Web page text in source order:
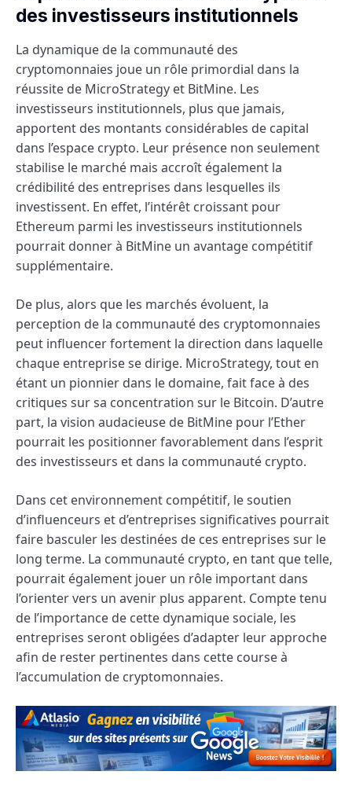
des investisseurs institutionnels
La dynamique de la communauté des
cryptomonnaies joue un rôle primordial dans la
réussite de MicroStrategy et BitMine. Les
investisseurs institutionnels, plus que jamais,
apportent des montants considérables de capital
dans l’espace crypto. Leur présence non seulement
stabilise le marché mais accroît également la
crédibilité des entreprises dans lesquelles ils
investissent. En effet, l’intérêt croissant pour
Ethereum parmi les investisseurs institutionnels
pourrait donner à BitMine un avantage compétitif
supplémentaire.
De plus, alors que les marchés évoluent, la
perception de la communauté des cryptomonnaies
peut influencer fortement la direction dans laquelle
chaque entreprise se dirige. MicroStrategy, tout en
étant un pionnier dans le domaine, fait face à des
critiques sur sa concentration sur le Bitcoin. D’autre
part, la vision audacieuse de BitMine pour l’Ether
pourrait les positionner favorablement dans l’esprit
des investisseurs et dans la communauté crypto.
Dans cet environnement compétitif, le soutien
d’influenceurs et d’entreprises significatives pourrait
faire basculer les destinées de ces entreprises sur le
long terme. La communauté crypto, en tant que telle,
pourrait également jouer un rôle important dans
l’orienter vers un avenir plus apparent. Compte tenu
de l’importance de cette dynamique sociale, les
entreprises seront obligées d’adapter leur approche
afin de rester pertinentes dans cette course à
l’accumulation de cryptomonnaies.